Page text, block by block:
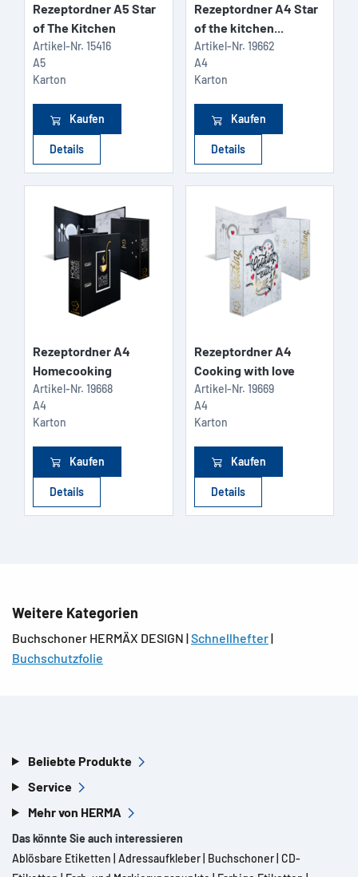
Rezeptordner A5 Star
of The Kitchen
Artikel-Nr. 15416
A5
Karton
Kaufen
Details
Rezeptordner A4 Star
of the kitchen...
Artikel-Nr. 19662
A4
Karton
Kaufen
Details
Rezeptordner A4
Homecooking
Artikel-Nr. 19668
A4
Karton
Kaufen
Details
Rezeptordner A4
Cooking with love
Artikel-Nr. 19669
A4
Karton
Kaufen
Details
Weitere Kategorien
Buchschoner HERMÄX DESIGN |Schnellhefter|
Buchschutzfolie
Beliebte Produkte
Service
Mehr von HERMA
Das könnte Sie auch interessieren
Ablösbare Etiketten Adressaufkleber Buchschoner CD-